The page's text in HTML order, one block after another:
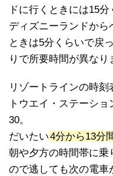
ドに行くときには15分
ディズニーランドから
ときは5分くらいで戻
りで所要時間が異なり
リゾートラインの時
トウエイ・ステーシ
30。
だいたい4分から13分
朝や夕方の時間帯に乗
ので逃しても次の電